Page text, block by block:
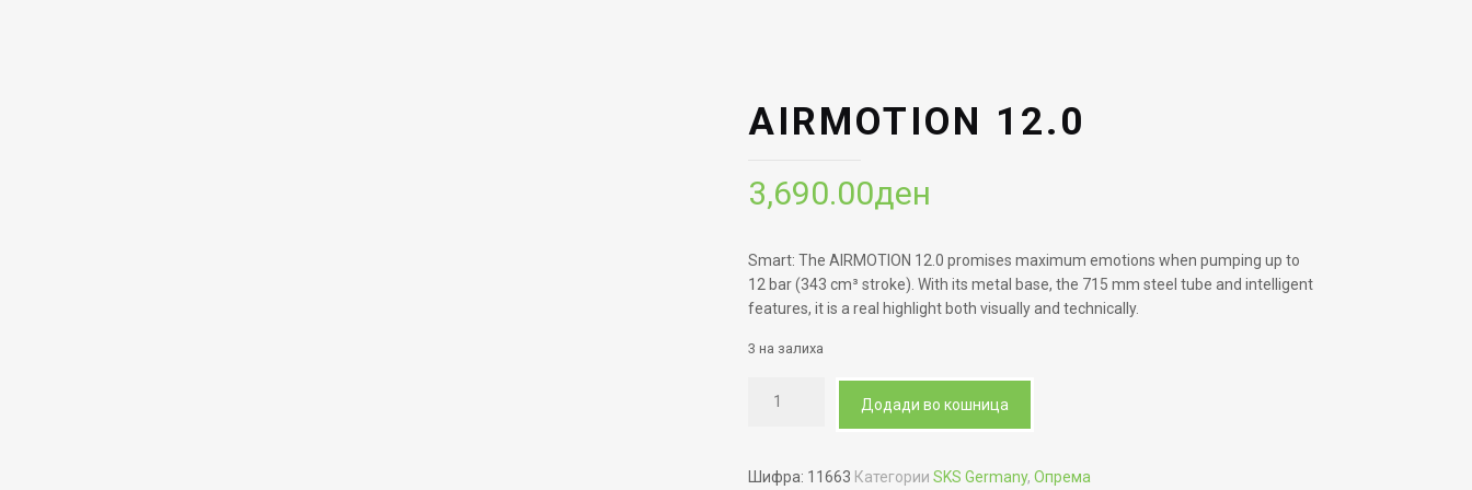
AIRMOTION 12.0
3,690.00ден
Smart: The AIRMOTION 12.0 promises maximum emotions when pumping up to
12 bar (343 cm³ stroke). With its metal base, the 715 mm steel tube and intelligent
features, it is a real highlight both visually and technically.
3 на залиха
Додади во кошница
Шифра: 11663 Категории SKS Germany, Опрема